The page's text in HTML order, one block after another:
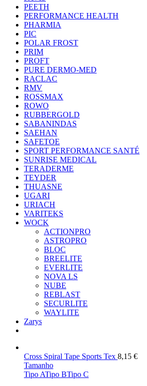
PEETH
PERFORMANCE HEALTH
PHARMIA
PIC
POLAR FROST
PRIM
PROFT
PURE DERMO-MED
RACLAC
RMV
ROSSMAX
ROWO
RUBBERGOLD
SABANINDAS
SAEHAN
SAFETOE
SPORT PERFORMANCE SANTÉ
SUNRISE MEDICAL
TERADERME
TEYDER
THUASNE
UGARI
URIACH
VARITEKS
WOCK
ACTIONPRO
ASTROPRO
BLOC
BREELITE
EVERLITE
NOVA LS
NUBE
REBLAST
SECURLITE
WAYLITE
Zarys
Cross Spiral Tape Sports Tex 8,15 €
Tamanho
Tipo ATipo BTipo C